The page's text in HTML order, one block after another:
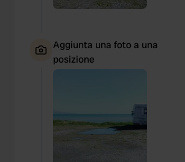
Aggiunta una foto a una
posizione